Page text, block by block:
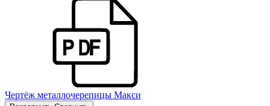
Чертёж металлочерепицы Макси